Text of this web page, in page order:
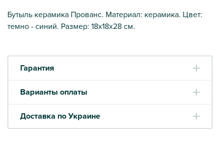
Бутыль керамика Прованс. Материал: керамика. Цвет:
темно - синий. Размер: 18х18х28 см.
Гарантия
Варианты оплаты
Доставка по Украине